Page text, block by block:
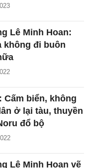
Lê Minh Hoan:
không đi buôn
Cấm biển, không
ở lại tàu, thuyền
đổ bộ
Lê Minh Hoan vẽ